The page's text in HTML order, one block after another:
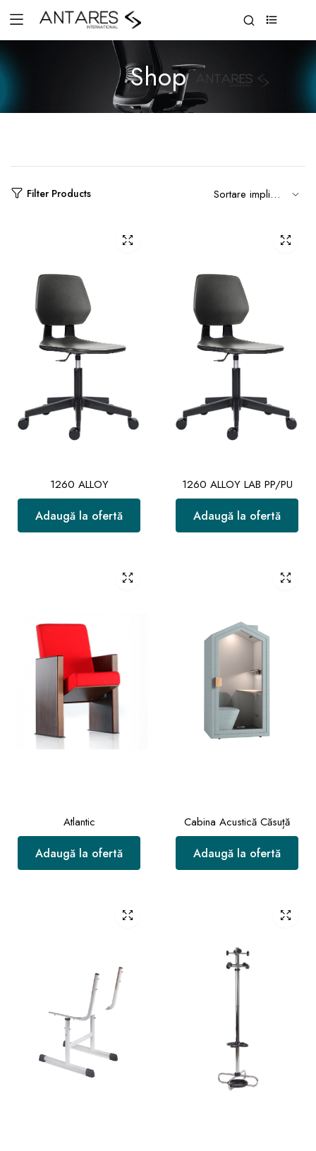
Shop
Filter Products
1260 ALLOY
Adaugă la ofertă
1260 ALLOY LAB PP/PU
Adaugă la ofertă
Atlantic
Adaugă la ofertă
Cabina Acustică Căsuță
Adaugă la ofertă